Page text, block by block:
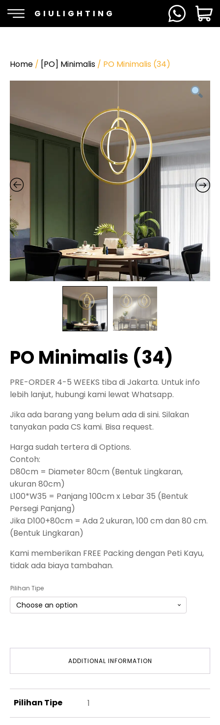
GIULIGHTING
Home / [PO] Minimalis / PO Minimalis (34)
PO Minimalis (34)
PRE-ORDER 4-5 WEEKS tiba di Jakarta. Untuk info
lebih lanjut, hubungi kami lewat Whatsapp.
Jika ada barang yang belum ada di sini. Silakan
tanyakan pada CS kami. Bisa request.
Harga sudah tertera di Options.
Contoh:
D80cm = Diameter 80cm (Bentuk Lingkaran,
ukuran 80cm)
L100*W35 = Panjang 100cm x Lebar 35 (Bentuk
Persegi Panjang)
Jika D100+80cm = Ada 2 ukuran, 100 cm dan 80 cm.
(Bentuk Lingkaran)
Kami memberikan FREE Packing dengan Peti Kayu,
tidak ada biaya tambahan.
Pilihan Tipe
ADDITIONAL INFORMATION
Pilihan Tipe 1